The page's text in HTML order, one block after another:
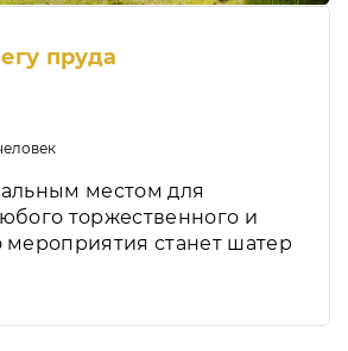
пруда
местом для
торжественного и
мероприятия станет шатер